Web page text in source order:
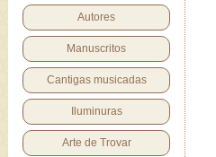
Autores
Manuscritos
Cantigas musicadas
Iluminuras
Arte de Trovar